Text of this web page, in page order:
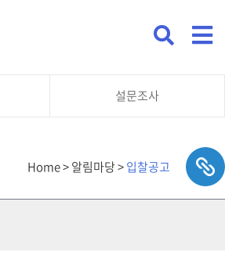
설문조사
Home > 알림마당 >입찰공고